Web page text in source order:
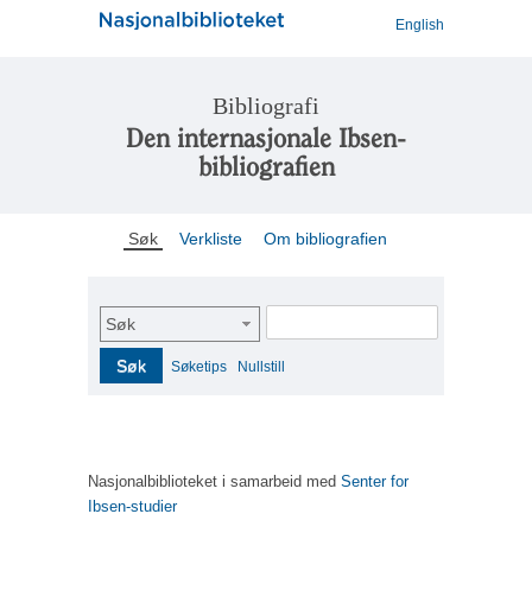
English
Bibliografi
Den internasjonale Ibsen-
bibliografien
Søk Verkliste Om bibliografien
Søk
Søk Søketips Nullstill
Nasjonalbiblioteket i samarbeid med Senter for
Ibsen-studier